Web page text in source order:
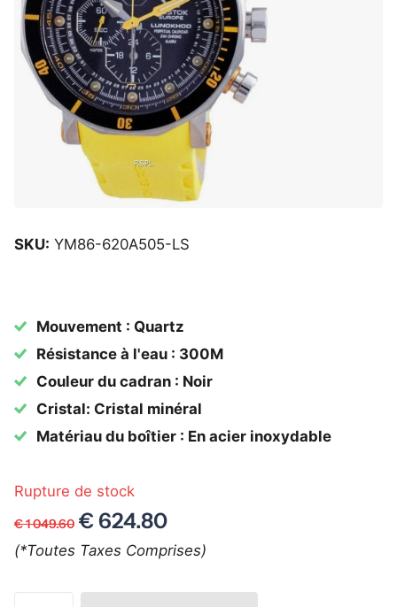
SKU: YM86-620A505-LS
Mouvement : Quartz
Résistance à l'eau : 300M
Couleur du cadran : Noir
Cristal: Cristal minéral
Matériau du boîtier : En acier inoxydable
Rupture de stock
€ 1 049.60 € 624.80
(*Toutes Taxes Comprises)